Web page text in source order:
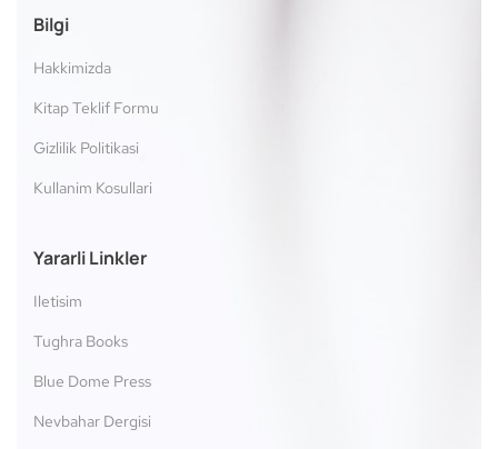
Bilgi
Hakkimizda
Kitap Teklif Formu
Gizlilik Politikasi
Kullanim Kosullari
Yararli Linkler
Iletisim
Tughra Books
Blue Dome Press
Nevbahar Dergisi